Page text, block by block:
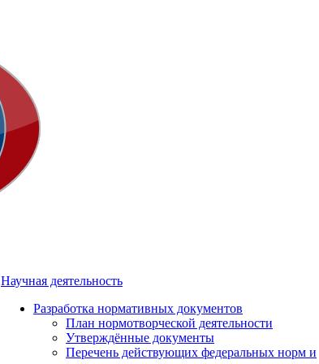
Научная деятельность
Разработка нормативных документов
План нормотворческой деятельности
Утверждённые документы
Перечень действующих федеральных норм и